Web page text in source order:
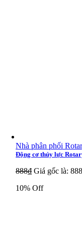
Nhà phân phối
Động cơ thủy lực
888₫ Giá gốc là:
10% Off